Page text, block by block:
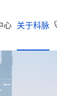
体化经营，进销
心 关于科脉